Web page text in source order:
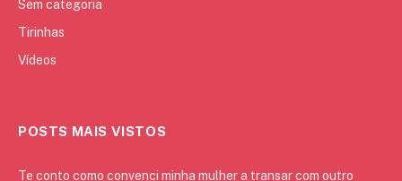
Sem categoria
Tirinhas
Vídeos
POSTS MAIS VISTOS
Te conto como convenci minha mulher a transar com outro